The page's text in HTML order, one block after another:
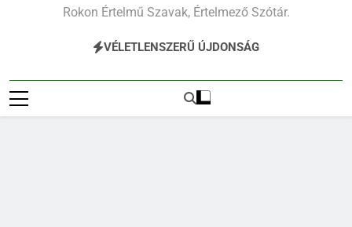
Rokon Értelmű Szavak, Értelmező Szótár.
VÉLETLENSZERŰ ÚJDONSÁG